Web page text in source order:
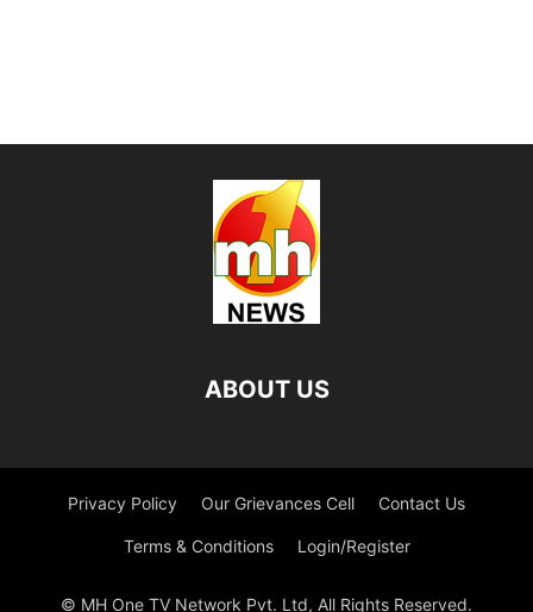
ABOUT US
Privacy Policy Our Grievances Cell Contact Us
Terms & Conditions Login/Register
© MH One TV Network Pvt. Ltd, All Rights Reserved.